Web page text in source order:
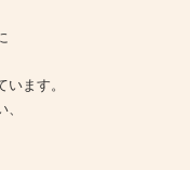
ます。